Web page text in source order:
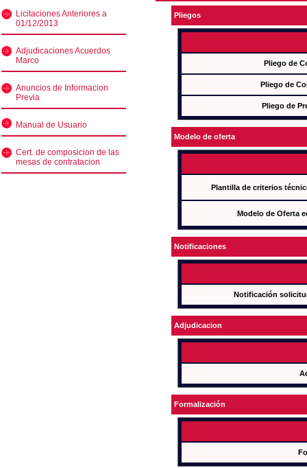
Licitaciones Anteriores a
01/12/2013
Adjudicaciones Acuerdos
Marco
Anuncios de Informacion
Previa
Manual de Usuario
Cert. de composicion de las
mesas de contratacion
Pliegos
Pliego de
Pliego de
Pliego de
Modelo de oferta
Plantilla de criterios
Modelo de Oferta
Notificaciones
Notificación
Adjudicacion
Formalización